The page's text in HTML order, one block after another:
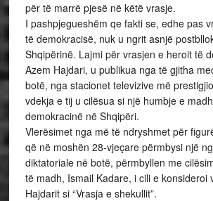
për të marrë pjesë në këtë vrasje.
I pashpjegueshëm qe fakti se, edhe pas
të demokracisë, nuk u ngrit asnjë
Shqipërinë. Lajmi për vrasjen e heroit të
Azem Hajdari, u publikua nga të gjitha
botë, nga stacionet televizive më
vdekja e tij u cilësua si një humbje e
demokracinë në Shqipëri.
Vlerësimet nga më të ndryshmet për
që në moshën 28-vjeçare përmbysi një
diktatoriale në botë, përmbyllen me
të madh, Ismail Kadare, i cili e konsideroi
Hajdarit si “Vrasja e shekullit”.